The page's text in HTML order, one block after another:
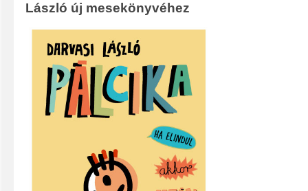
László új mesekönyvéhez